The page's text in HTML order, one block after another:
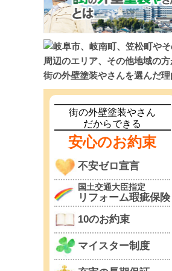
街の外壁塗装やさん
だからできる
安心のお約束
不安ゼロ宣言
国土交通大臣指定
リフォーム瑕疵保険
10のお約束
マイスター制度